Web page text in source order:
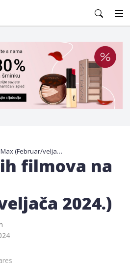
20 najboljih filmova na HBO Max (Februar/veljača 2024.)
filmova na
2024.)